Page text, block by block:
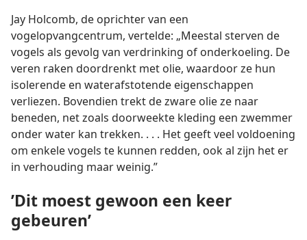
Jay Holcomb, de oprichter van een
vogelopvangcentrum, vertelde: „Meestal sterven de
vogels als gevolg van verdrinking of onderkoeling. De
veren raken doordrenkt met olie, waardoor ze hun
isolerende en waterafstotende eigenschappen
verliezen. Bovendien trekt de zware olie ze naar
beneden, net zoals doorweekte kleding een zwemmer
onder water kan trekken. . . . Het geeft veel voldoening
om enkele vogels te kunnen redden, ook al zijn het er
in verhouding maar weinig.”
’Dit moest gewoon een keer
gebeuren’